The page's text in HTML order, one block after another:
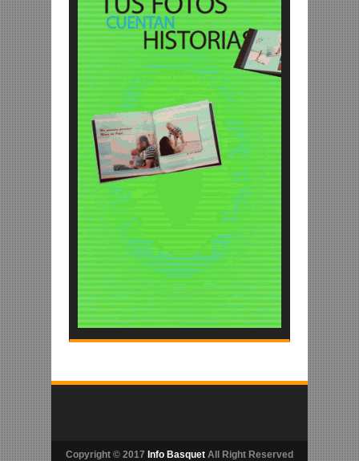
Copyright © 2017 Info Basquet All Right Reserved